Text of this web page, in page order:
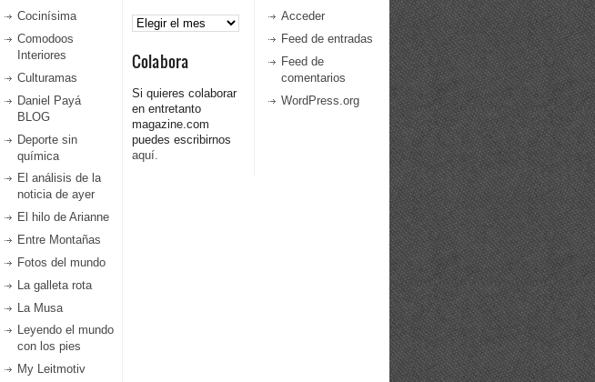
Cocinísima
Comodoos
Interiores
Culturamas
Daniel Payá
BLOG
Deporte sin
química
El análisis de la
noticia de ayer
El hilo de Arianne
Entre Montañas
Fotos del mundo
La galleta rota
La Musa
Leyendo el mundo
con los pies
My Leitmotiv
Archivos
Colabora
Si quieres colaborar
en entretanto
magazine.com
puedes escribirnos
aquí.
Acceder
Feed de entradas
Feed de
comentarios
WordPress.org